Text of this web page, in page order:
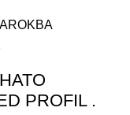
PROFIL .